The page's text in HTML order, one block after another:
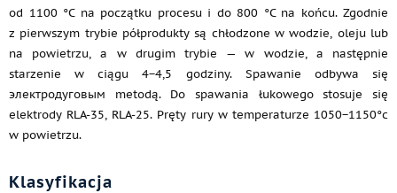
od 1100 °C na początku procesu i do 800 °C na końcu. Zgodnie
z pierwszym trybie półprodukty są chłodzone w wodzie, oleju lub
na powietrzu, a w drugim trybie — w wodzie, a następnie
starzenie w ciągu 4−4,5 godziny. Spawanie odbywa się
электродуговым metodą. Do spawania łukowego stosuje się
elektrody RLA-35, RLA-25. Pręty rury w temperaturze 1050−1150°c
w powietrzu.
Klasyfikacja